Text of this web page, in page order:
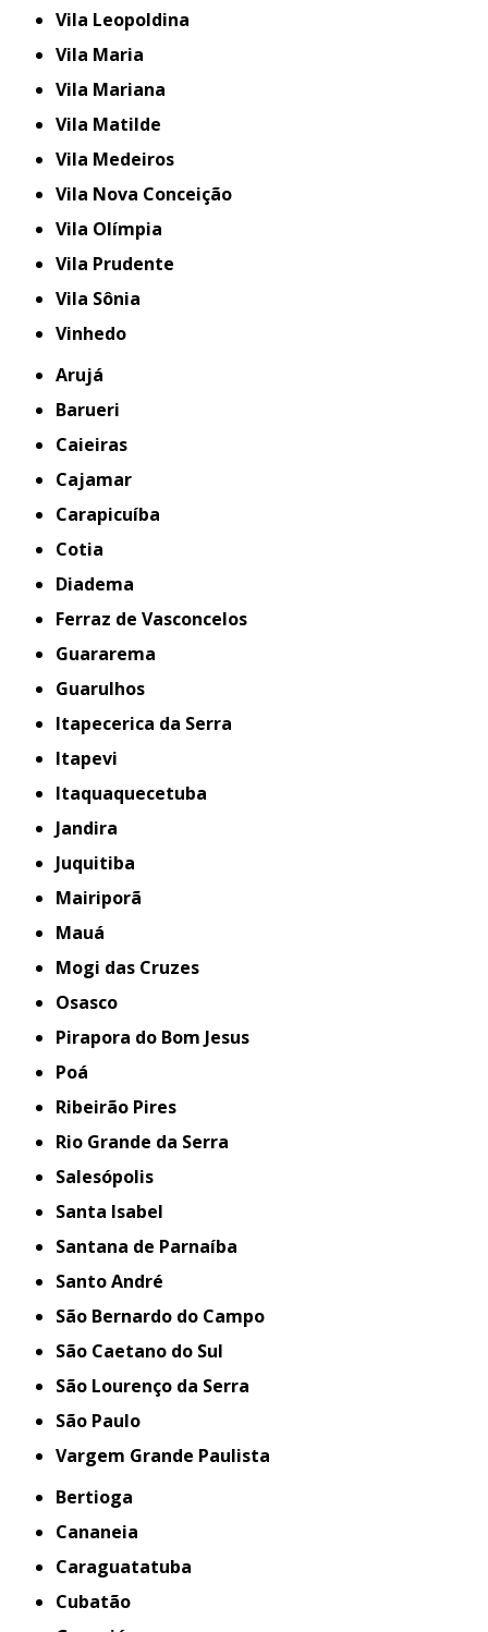
Vila Leopoldina
Vila Maria
Vila Mariana
Vila Matilde
Vila Medeiros
Vila Nova Conceição
Vila Olímpia
Vila Prudente
Vila Sônia
Vinhedo
Arujá
Barueri
Caieiras
Cajamar
Carapicuíba
Cotia
Diadema
Ferraz de Vasconcelos
Guararema
Guarulhos
Itapecerica da Serra
Itapevi
Itaquaquecetuba
Jandira
Juquitiba
Mairiporã
Mauá
Mogi das Cruzes
Osasco
Pirapora do Bom Jesus
Poá
Ribeirão Pires
Rio Grande da Serra
Salesópolis
Santa Isabel
Santana de Parnaíba
Santo André
São Bernardo do Campo
São Caetano do Sul
São Lourenço da Serra
São Paulo
Vargem Grande Paulista
Bertioga
Cananeia
Caraguatatuba
Cubatão